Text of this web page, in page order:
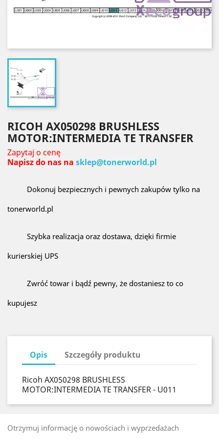
RICOH AX050298 BRUSHLESS
MOTOR:INTERMEDIA TE TRANSFER
Zapytaj o cenę
Napisz do nas na sklep@tonerworld.pl
Dokonuj bezpiecznych i pewnych zakupów tylko na
tonerworld.pl
Szybka realizacja oraz dostawa, dzięki firmie
kurierskiej UPS
Zwróć towar i bądź pewny, że dostaniesz to co
kupujesz
Opis Szczegóły produktu
Ricoh AX050298 BRUSHLESS
MOTOR:INTERMEDIA TE TRANSFER - U011
Otrzymuj informację o nowościach i wyprzedażach